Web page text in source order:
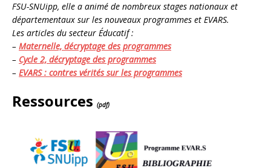
FSU-SNUipp, elle a animé de nombreux stages nationaux et
départementaux sur les nouveaux programmes et EVARS.
Les articles du secteur Éducatif :
– Maternelle, décryptage des programmes
– Cycle 2, décryptage des programmes
– EVARS : contres vérités sur les programmes
Ressources (pdf)